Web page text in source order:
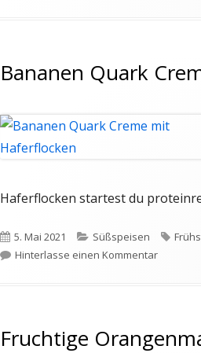
Bananen Quark
Haferflocken startest du
Veröffentlicht
am
5. Mai 2021 Kategorien
Süßspeisen
Hinterlasse einen Kommentarzu
Fruchtige